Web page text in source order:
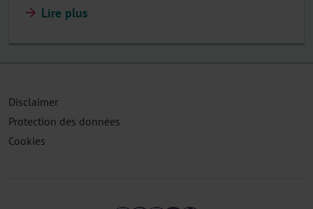
Lire plus
Disclaimer
Protection des données
Cookies